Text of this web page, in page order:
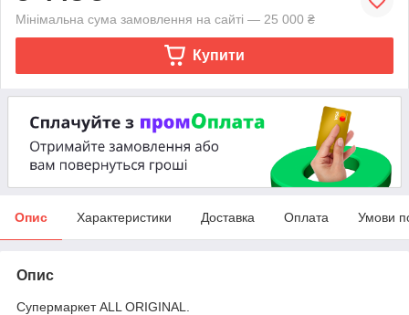
Мінімальна сума замовлення на сайті — 25 000 ₴
Купити
Опис Характеристики Доставка Оплата Умови
Опис
Супермаркет ALL ORIGINAL.